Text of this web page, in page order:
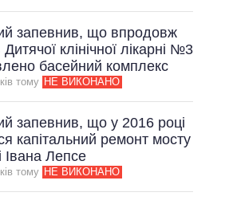
запевнив, що впродовж
клінічної лікарні №3
басейний комплекс
тому НЕ ВИКОНАНО
запевнив, що у 2016 році
капітальний ремонт мосту
Івана Лепсе
тому НЕ ВИКОНАНО